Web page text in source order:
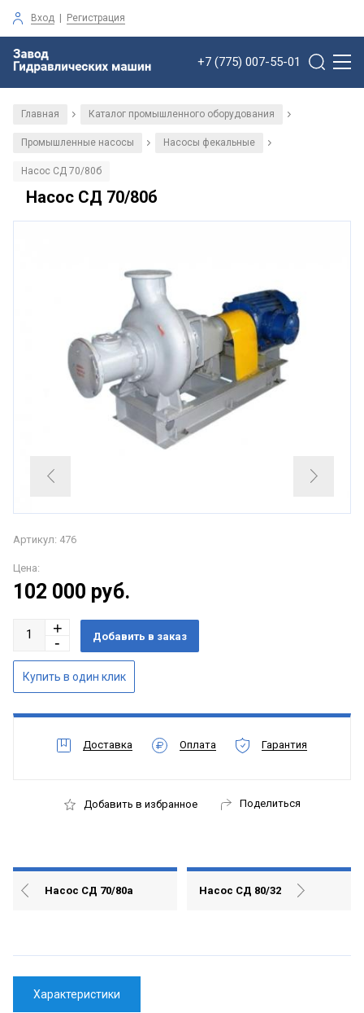
Вход | Регистрация
+7 (775) 007-55-01
Главная / Каталог промышленного оборудования /
Промышленные насосы / Насосы фекальные /
Насос СД 70/80б
Насос СД 70/80б
Артикул: 476
Цена:
102 000 руб.
Доставка Оплата Гарантия
Добавить в избранное Поделиться
Насос СД 70/80а Насос СД 80/32
Характеристики